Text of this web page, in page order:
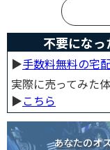
不要になっ
▶︎手数料無料の宅
実際に売ってみた
▶︎こちら
あなたのオ